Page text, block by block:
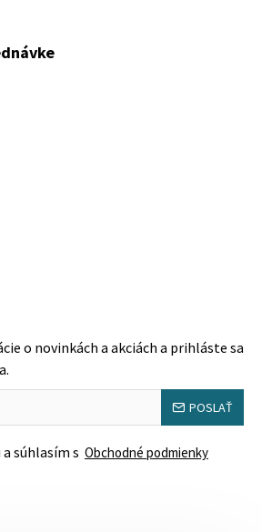
o novinkách a akciách a prihláste sa
POSLAŤ
súhlasím s Obchodné podmienky